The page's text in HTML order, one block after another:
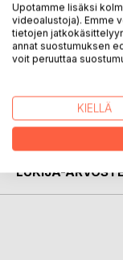
TV:stä puolitutun
Vissiin... No katso
LUKIJA-
Upotamme lisäksi
videoalustoja). Emme
tietojen
annat suostumuksen
voit peruuttaa
KIELLÄ